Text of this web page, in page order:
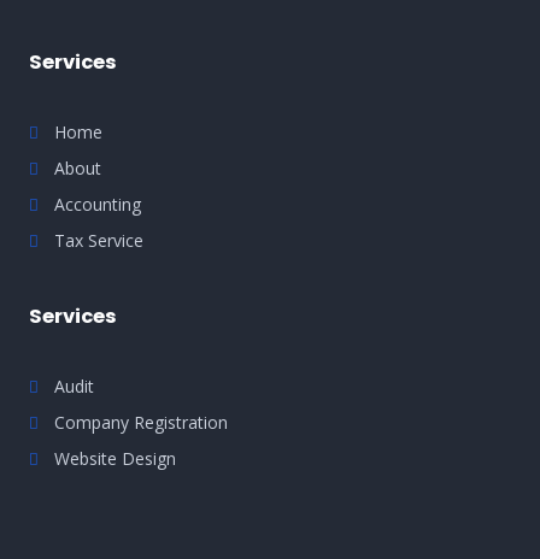
Services
Home
About
Accounting
Tax Service
Services
Audit
Company Registration
Website Design